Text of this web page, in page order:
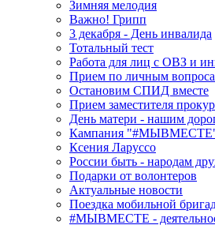
Зимняя мелодия
Важно! Грипп
3 декабря - День инвалида
Тотальный тест
Работа для лиц с ОВЗ и
Прием по личным
Остановим СПИД вместе
Прием заместителя
День матери - нашим
Кампания
Ксения Ларуссо
России быть - народам
Подарки от волонтеров
Актуальные новости
Поездка мобильной
#МЫВМЕСТЕ -